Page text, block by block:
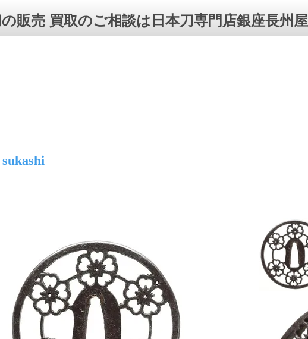
の販売 買取のご相談は日本刀専門店銀座⻑州屋